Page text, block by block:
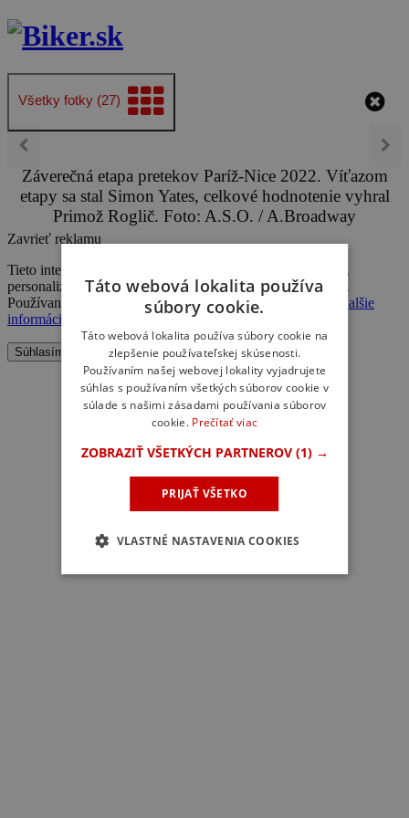
Všetky fotky (27)
Záverečná etapa pretekov Paríž-Nice 2022. Víťazom
etapy sa stal Simon Yates, celkové hodnotenie vyhral
Primož Roglič. Foto: A.S.O. / A.Broadway
Zavrieť reklamu
Tieto internetové stránky používajú k poskytovaniu služieb,
personalizácií reklám a analýze návštevnosti súbory cookie.
Používaním týchto internetových stránok s tým súhlasíte.
Ďalšie
informácie
Súhlasím
Táto webová lokalita používa
súbory cookie.
Táto webová lokalita používa súbory cookie na
zlepšenie používateľskej skúsenosti.
Používaním našej webovej lokality vyjadrujete
súhlas s používaním všetkých súborov cookie v
súlade s našimi zásadami používania súborov
cookie. Prečítať viac
ZOBRAZIŤ VŠETKÝCH PARTNEROV (1) →
PRIJAŤ VŠETKO
VLASTNÉ NASTAVENIA COOKIES